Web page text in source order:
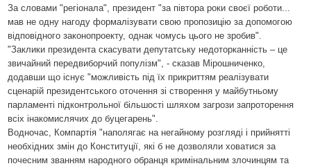
За словами "регіонала", президент "за півтора роки своєї роботи...
мав не одну нагоду формалізувати свою пропозицію за допомогою
відповідного законопроекту, однак чомусь цього не зробив".
"Заклики президента скасувати депутатську недоторканність – це
звичайний передвиборчий популізм", - сказав Мірошниченко,
додавши що існує "можливість під їх прикриттям реалізувати
сценарій президентського оточення зі створення у майбутньому
парламенті підконтрольної більшості шляхом загрози запроторення
всіх інакомислячих до буцегарень".
Водночас, Компартія "наполягає на негайному розгляді і прийнятті
необхідних змін до Конституції, які б не дозволяли ховатися за
почесним званням народного обранця кримінальним злочинцям та